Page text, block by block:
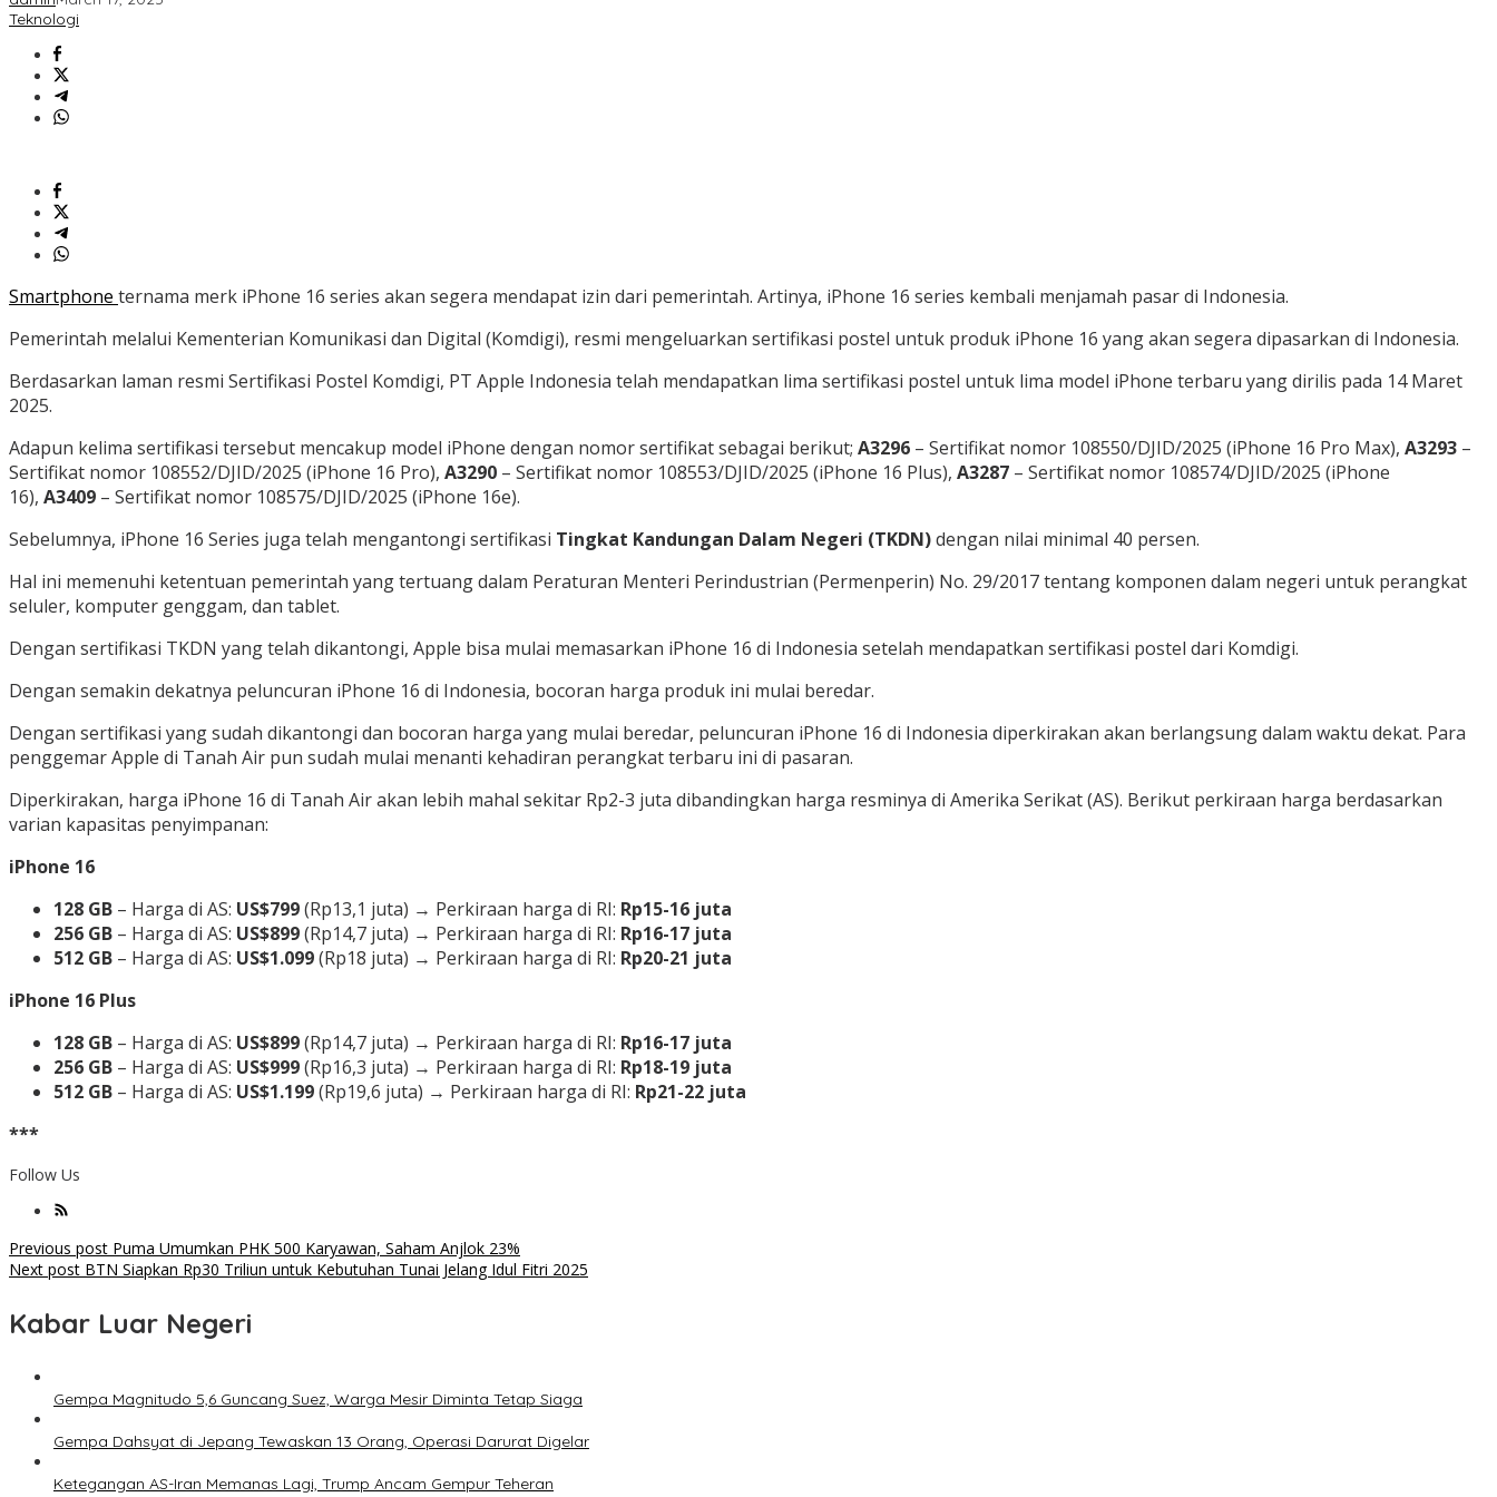
Teknologi
Smartphone ternama merk iPhone 16 series akan segera mendapat izin dari pemerintah. Artinya, iPhone 16 series kembali menjamah pasar di Indonesia.
Pemerintah melalui Kementerian Komunikasi dan Digital (Komdigi), resmi mengeluarkan sertifikasi postel untuk produk iPhone 16 yang akan segera dipasarkan di Indonesia.
Berdasarkan laman resmi Sertifikasi Postel Komdigi, PT Apple Indonesia telah mendapatkan lima sertifikasi postel untuk lima model iPhone terbaru yang dirilis pada 14 Maret
2025.
Adapun kelima sertifikasi tersebut mencakup model iPhone dengan nomor sertifikat sebagai berikut; A3296 – Sertifikat nomor 108550/DJID/2025 (iPhone 16 Pro Max), A3293 –
Sertifikat nomor 108552/DJID/2025 (iPhone 16 Pro), A3290 – Sertifikat nomor 108553/DJID/2025 (iPhone 16 Plus), A3287 – Sertifikat nomor 108574/DJID/2025 (iPhone
16), A3409 – Sertifikat nomor 108575/DJID/2025 (iPhone 16e).
Sebelumnya, iPhone 16 Series juga telah mengantongi sertifikasi Tingkat Kandungan Dalam Negeri (TKDN)dengan nilai minimal 40 persen.
Hal ini memenuhi ketentuan pemerintah yang tertuang dalam Peraturan Menteri Perindustrian (Permenperin) No. 29/2017 tentang komponen dalam negeri untuk perangkat
seluler, komputer genggam, dan tablet.
Dengan sertifikasi TKDN yang telah dikantongi, Apple bisa mulai memasarkan iPhone 16 di Indonesia setelah mendapatkan sertifikasi postel dari Komdigi.
Dengan semakin dekatnya peluncuran iPhone 16 di Indonesia, bocoran harga produk ini mulai beredar.
Dengan sertifikasi yang sudah dikantongi dan bocoran harga yang mulai beredar, peluncuran iPhone 16 di Indonesia diperkirakan akan berlangsung dalam waktu dekat. Para
penggemar Apple di Tanah Air pun sudah mulai menanti kehadiran perangkat terbaru ini di pasaran.
Diperkirakan, harga iPhone 16 di Tanah Air akan lebih mahal sekitar Rp2-3 juta dibandingkan harga resminya di Amerika Serikat (AS). Berikut perkiraan harga berdasarkan
varian kapasitas penyimpanan:
iPhone 16
128 GB – Harga di AS: US$799(Rp13,1 juta) → Perkiraan harga di RI: Rp15-16 juta
256 GB – Harga di AS: US$899(Rp14,7 juta) → Perkiraan harga di RI: Rp16-17 juta
512 GB – Harga di AS: US$1.099(Rp18 juta) → Perkiraan harga di RI: Rp20-21 juta
iPhone 16 Plus
128 GB – Harga di AS: US$899(Rp14,7 juta) → Perkiraan harga di RI: Rp16-17 juta
256 GB – Harga di AS: US$999(Rp16,3 juta) → Perkiraan harga di RI: Rp18-19 juta
512 GB – Harga di AS: US$1.199(Rp19,6 juta) → Perkiraan harga di RI: Rp21-22 juta
***
Follow Us
Post
navigation
Previous post Puma Umumkan PHK 500 Karyawan, Saham Anjlok 23%
Next post BTN Siapkan Rp30 Triliun untuk Kebutuhan Tunai Jelang Idul Fitri 2025
Kabar Luar Negeri
Gempa Magnitudo 5,6 Guncang Suez, Warga Mesir Diminta Tetap Siaga
Gempa Dahsyat di Jepang Tewaskan 13 Orang, Operasi Darurat Digelar
Ketegangan AS-Iran Memanas Lagi, Trump Ancam Gempur Teheran